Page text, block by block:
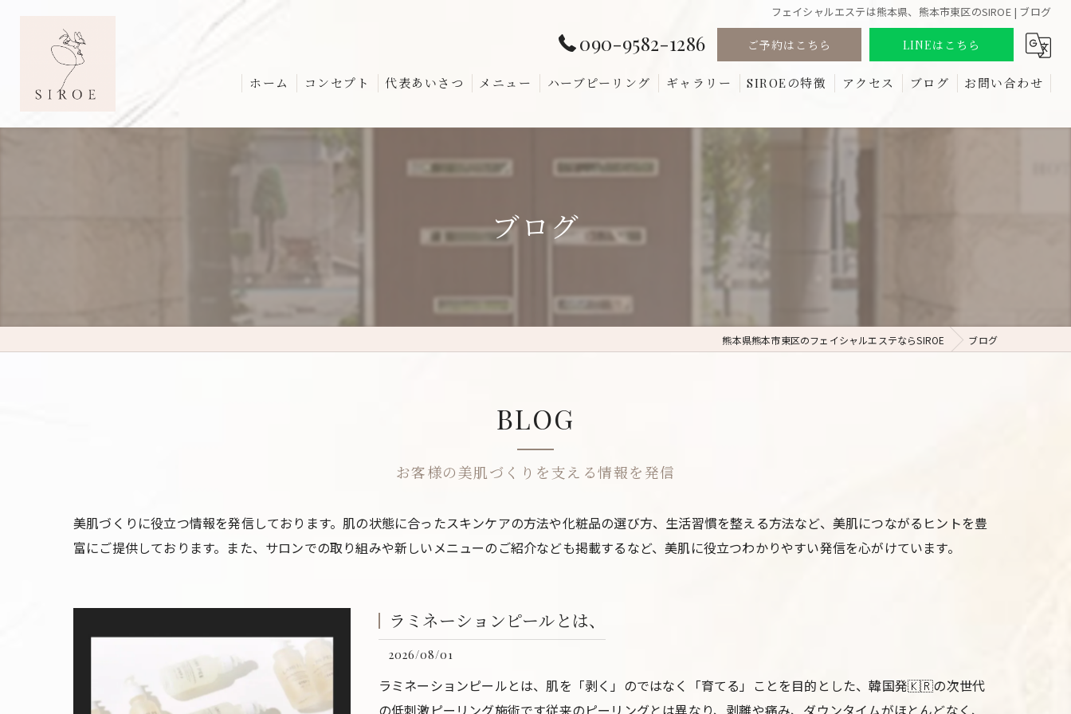
フェイシャルエステは熊本県、熊本市東区のSIROE | ブログ
090-9582-1286 ご予約はこちら LINEはこちら
ホーム コンセプト 代表あいさつ メニュー ハーブピーリング ギャラリー SIROEの特徴
たるみ
しわ
アクセス ブログ お問い合わせ
ブログ
熊本県熊本市東区のフェイシャルエステならSIROE ブログ
BLOG
お客様の美肌づくりを支える情報を発信
美肌づくりに役立つ情報を発信しております。肌の状態に合ったスキンケアの方法や化粧品の選び方、生活習慣を整える方法など、美肌につながるヒントを豊
富にご提供しております。また、サロンでの取り組みや新しいメニューのご紹介なども掲載するなど、美肌に役立つわかりやすい発信を心がけています。
ラミネーションピールとは、
2026/08/01
ラミネーションピールとは、肌を「剥く」のではなく「育てる」ことを目的とした、韓国発🇰🇷の次世代
の低刺激ピーリング施術です従来のピーリングとは異なり、剥離や痛み、ダウンタイムがほとんどなく、